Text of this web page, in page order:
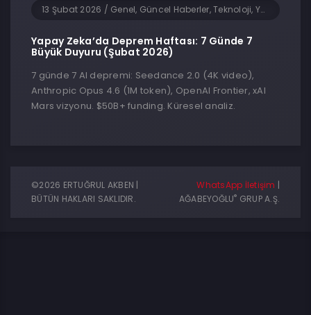
13 Şubat 2026 / Genel, Güncel Haberler, Teknoloji, Yapay Zeka, Yazılım
Yapay Zeka’da Deprem Haftası: 7 Günde 7
Büyük Duyuru (Şubat 2026)
7 günde 7 AI depremi: Seedance 2.0 (4K video),
Anthropic Opus 4.6 (1M token), OpenAI Frontier, xAI
Mars vizyonu. $50B+ funding. Küresel analiz.
©2026 ERTUĞRUL AKBEN |
BÜTÜN HAKLARI SAKLIDIR.
WhatsApp İletişim |
AĞABEYOĞLU® GRUP A.Ş.